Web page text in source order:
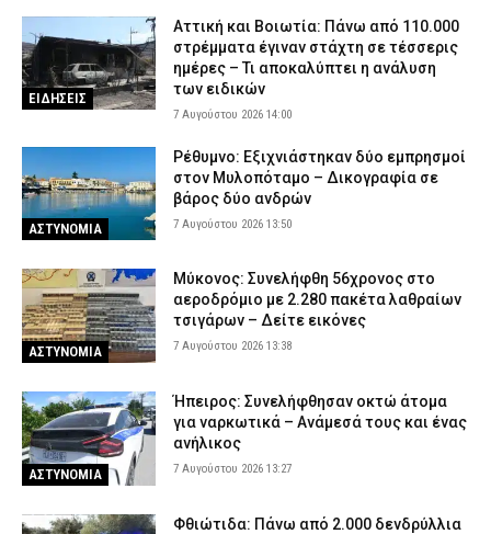
ΕΙΔΗΣΕΙΣ
Αττική και Βοιωτία: Πάνω από 110.000
στρέμματα έγιναν στάχτη σε τέσσερις
ημέρες – Τι αποκαλύπτει η ανάλυση
των ειδικών
7 Αυγούστου 2026 14:00
ΑΣΤΥΝΟΜΙΑ
Ρέθυμνο: Εξιχνιάστηκαν δύο εμπρησμοί
στον Μυλοπόταμο – Δικογραφία σε
βάρος δύο ανδρών
7 Αυγούστου 2026 13:50
ΑΣΤΥΝΟΜΙΑ
Μύκονος: Συνελήφθη 56χρονος στο
αεροδρόμιο με 2.280 πακέτα λαθραίων
τσιγάρων – Δείτε εικόνες
7 Αυγούστου 2026 13:38
ΑΣΤΥΝΟΜΙΑ
Ήπειρος: Συνελήφθησαν οκτώ άτομα
για ναρκωτικά – Ανάμεσά τους και ένας
ανήλικος
7 Αυγούστου 2026 13:27
Φθιώτιδα: Πάνω από 2.000 δενδρύλλια